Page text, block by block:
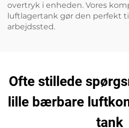
overtryk i enheden. Vores
luftlagertank gør den perfekt
arbejdssted.
Ofte stillede
lille bærbare
tank